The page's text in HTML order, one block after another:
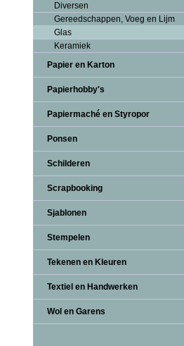
Diversen
Gereedschappen, Voeg en Lijm
Glas
Keramiek
Papier en Karton
Papierhobby's
Papiermaché en Styropor
Ponsen
Schilderen
Scrapbooking
Sjablonen
Stempelen
Tekenen en Kleuren
Textiel en Handwerken
Wol en Garens